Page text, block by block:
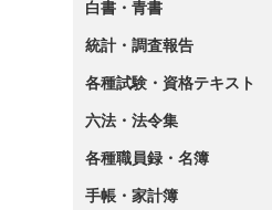
白書・青書
統計・調査報告
各種試験・資格テキスト
六法・法令集
各種職員録・名簿
手帳・家計簿